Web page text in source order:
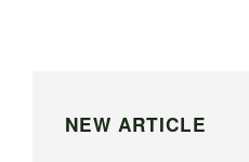
NEW ARTICLE